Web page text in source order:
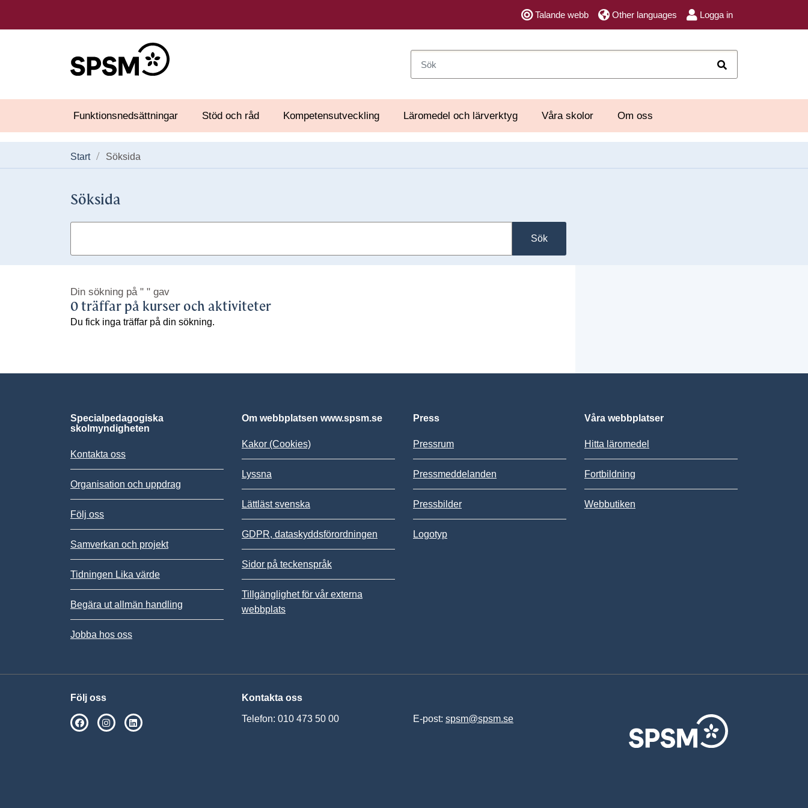
Talande webb Other languages Logga in
Funktionsnedsättningar Stöd och råd Kompetensutveckling Läromedel och lärverktyg Våra skolor Om oss
Start Söksida
Söksida
Sök
Din sökning på " " gav
0 träffar på kurser och aktiviteter
Du fick inga träffar på din sökning.
Specialpedagogiska
skolmyndigheten
Kontakta oss
Organisation och uppdrag
Följ oss
Samverkan och projekt
Tidningen Lika värde
Begära ut allmän handling
Jobba hos oss
Om webbplatsen www.spsm.se
Kakor (Cookies)
Lyssna
Lättläst svenska
GDPR, dataskyddsförordningen
Sidor på teckenspråk
Tillgänglighet för vår externa
webbplats
Press
Pressrum
Pressmeddelanden
Pressbilder
Logotyp
Våra webbplatser
Hitta läromedel
Fortbildning
Webbutiken
Följ oss
SPSM på Facebook
SPSM på Instagram
Kontakta oss
Telefon: 010 473 50 00 E-post: spsm@spsm.se